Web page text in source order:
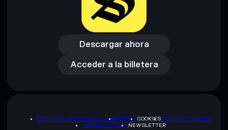
Descargar ahora
Descargar ahora
Acceder a la billetera
Acceder a la billetera
POLÍTICA DE PRIVACIDADTERMSCOOKIESMAPA DEL SITIO
KIT DE MARCA NEWSLETTER